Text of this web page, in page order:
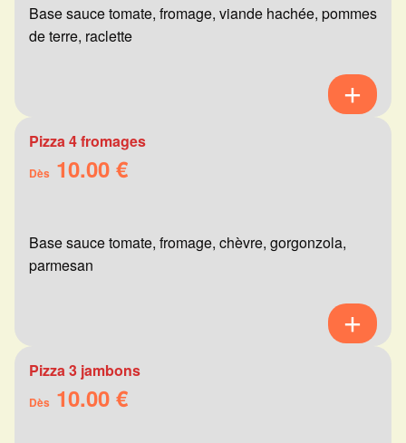
Base sauce tomate, fromage, viande hachée, pommes
de terre, raclette
Pizza 4 fromages
Dès 10.00 €
Base sauce tomate, fromage, chèvre, gorgonzola,
parmesan
Pizza 3 jambons
Dès 10.00 €